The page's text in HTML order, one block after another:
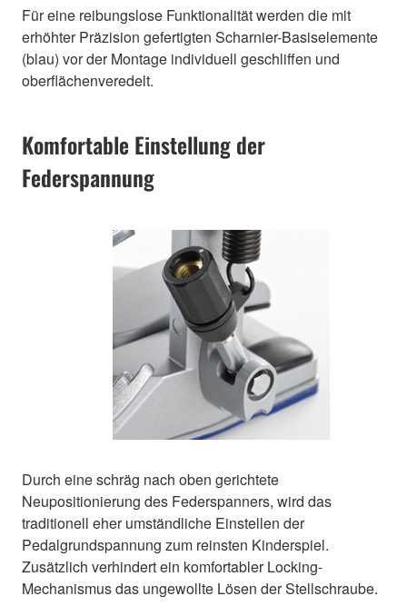
Für eine reibungslose Funktionalität werden die mit
erhöhter Präzision gefertigten Scharnier-Basiselemente
(blau) vor der Montage individuell geschliffen und
oberflächenveredelt.
Komfortable Einstellung der
Federspannung
Durch eine schräg nach oben gerichtete
Neupositionierung des Federspanners, wird das
traditionell eher umständliche Einstellen der
Pedalgrundspannung zum reinsten Kinderspiel.
Zusätzlich verhindert ein komfortabler Locking-
Mechanismus das ungewollte Lösen der Stellschraube.